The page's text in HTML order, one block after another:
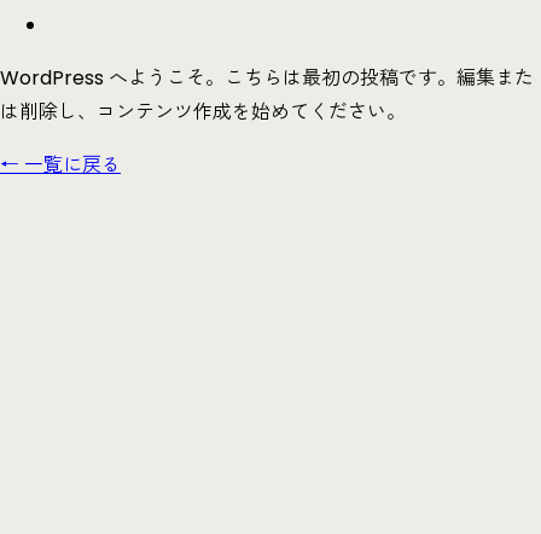
WordPress へようこそ。こちらは最初の投稿です。編集また
は削除し、コンテンツ作成を始めてください。
← 一覧に戻る